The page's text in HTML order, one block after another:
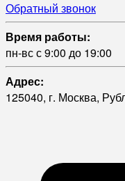
Обратный звонок
Время работы:
пн-вс с 9:00 до 19:00
Адрес:
125040, г. Москва,